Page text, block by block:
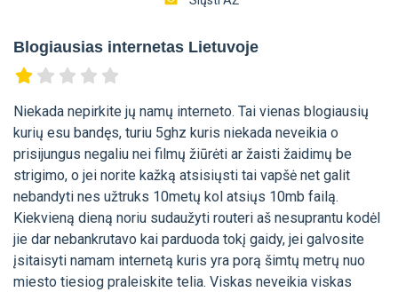
Blogiausias internetas Lietuvoje
Niekada nepirkite jų namų interneto. Tai vienas blogiausių
kurių esu bandęs, turiu 5ghz kuris niekada neveikia o
prisijungus negaliu nei filmų žiūrėti ar žaisti žaidimų be
strigimo, o jei norite kažką atsisiųsti tai vapšė net galit
nebandyti nes užtruks 10metų kol atsiųs 10mb failą.
Kiekvieną dieną noriu sudaužyti routeri aš nesuprantu kodėl
jie dar nebankrutavo kai parduoda tokį gaidy, jei galvosite
įsitaisyti namam internetą kuris yra porą šimtų metrų nuo
miesto tiesiog praleiskite telia. Viskas neveikia viskas